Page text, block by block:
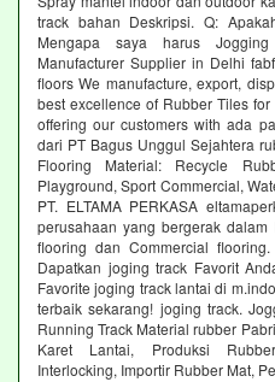
track bahan Deskripsi. Q:
Mengapa saya harus
Manufacturer Supplier in Delhi
floors We manufacture, export,
best excellence of Rubber Tiles
offering our customers with ada
dari PT Bagus Unggul Sejahtera
Flooring Material: Recycle
Playground, Sport Commercial,
PT. ELTAMA PERKASA
perusahaan yang bergerak
flooring dan Commercial
Dapatkan joging track Favorit
Favorite joging track lantai di
terbaik sekarang! joging track.
Running Track Material rubber
Karet Lantai, Produksi
Interlocking, Importir Rubber Mat,